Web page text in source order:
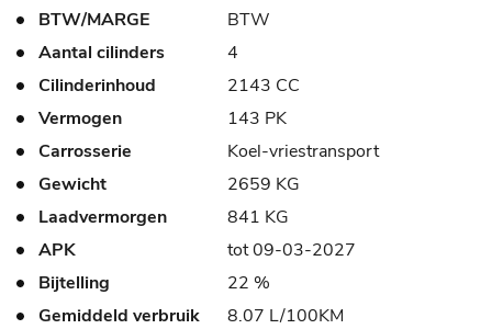
BTW/MARGE
BTW
Aantal cilinders
4
Cilinderinhoud
2143 CC
Vermogen
143 PK
Carrosserie
Koel-vriestransport
Gewicht
2659 KG
Laadvermorgen
841 KG
APK
tot 09-03-2027
Bijtelling
22 %
Gemiddeld verbruik
8.07 L/100KM